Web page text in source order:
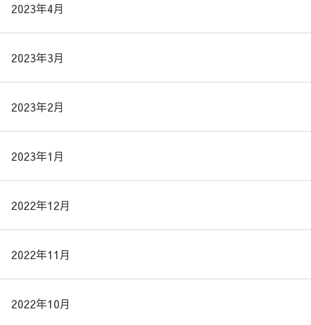
2023年4月
2023年3月
2023年2月
2023年1月
2022年12月
2022年11月
2022年10月